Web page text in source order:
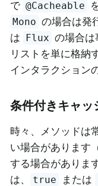
で @Cacheable
Mono の場合は発
は Flux の場合は
リストを単に格納
インタラクション
条件付きキャッ
時々、メソッドは
い場合があります
する場合がありま
は、
true または